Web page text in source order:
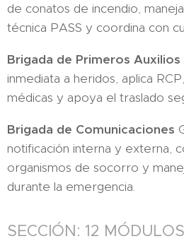
de conatos de incendio,
técnica PASS y coordina con
Brigada de Primeros Auxilios
inmediata a heridos, aplica
médicas y apoya el traslado
Brigada de Comunicaciones
notificación interna y externa,
organismos de socorro y
durante la emergencia.
SECCIÓN: 12